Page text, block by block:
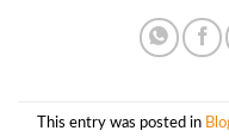
This entry was posted in